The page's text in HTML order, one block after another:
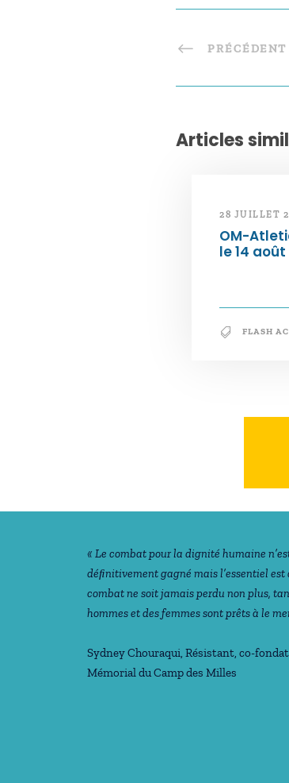
PRÉCÉDENT
Articles
28 JUILLET
OM-
le 14 août
FLASH
Notre philosophie
« Le combat pour la dignité humaine
déﬁnitivement gagné mais l’essentiel est
combat ne soit jamais perdu non plus,
hommes et des femmes sont prêts à le
Sydney Chouraqui, Résistant, co-
Mémorial du Camp des Milles